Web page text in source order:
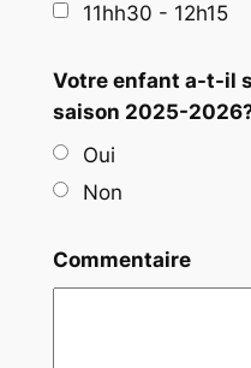
11hh30 - 12h15
Votre enfant a-t-il
saison 2025-
Oui
Non
Commentaire